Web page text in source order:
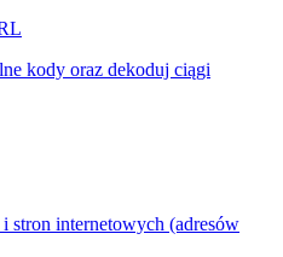
kody oraz dekoduj ciągi
stron internetowych (adresów